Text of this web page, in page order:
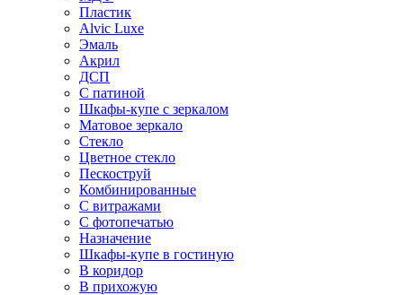
Пластик
Alvic Luxe
Эмаль
Акрил
ДСП
С патиной
Шкафы-купе с зеркалом
Матовое зеркало
Стекло
Цветное стекло
Пескоструй
Комбинированные
С витражами
С фотопечатью
Назначение
Шкафы-купе в гостиную
В коридор
В прихожую